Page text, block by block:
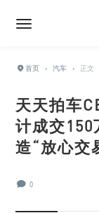
首页 › 汽车 › 正文
天天拍车
计成交150
造“放心交
0